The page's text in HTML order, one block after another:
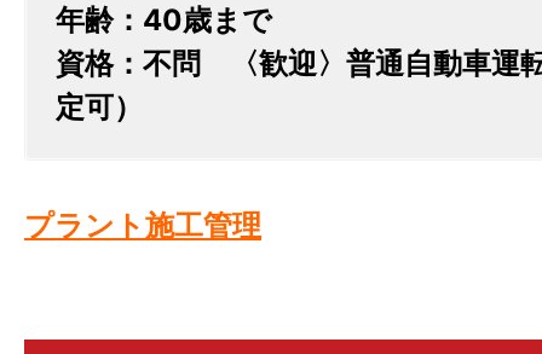
年齢：40歳まで
資格：不問 〈歓迎〉普通自動車運
定可）
プラント施工管理